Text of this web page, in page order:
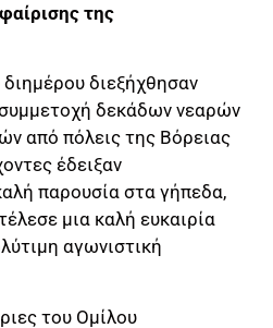
της
διεξήχθησαν
δεκάδων νεαρών
από πόλεις της Βόρειας
έδειξαν
παρουσία στα γήπεδα,
μια καλή ευκαιρία
αγωνιστική
του Ομίλου